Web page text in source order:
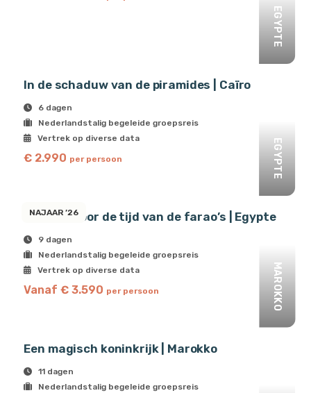
EGYPTE
In de schaduw van de piramides | Caïro
6 dagen
Nederlandstalig begeleide groepsreis
Vertrek op diverse data
€ 2.990 per persoon
NAJAAR ’26
EGYPTE
Cruisen door de tijd van de farao’s | Egypte
9 dagen
Nederlandstalig begeleide groepsreis
Vertrek op diverse data
Vanaf € 3.590 per persoon MAROKKO
Een magisch koninkrijk | Marokko
11 dagen
Nederlandstalig begeleide groepsreis